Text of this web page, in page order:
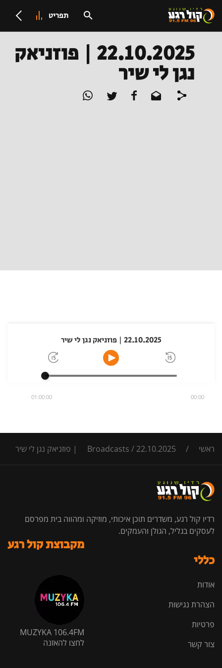
תפריט
22.10.2025 | פוזניאק
נגן לי שיר
22.10.2025 | פוזניאק נגן לי שיר
00:00
01:00:00
ראשי /
Broadcasts / 22.10.2025 | פוזניאק נגן לי שיר
רדיו קול רגע, משדרים תוכן איכותי, מוזיקה ומהווה בית מפרסם
לעסקים בגליל, הגולן והעמקים.
כללי
אודות
הצהרת נגישות
פרטיות
צור קשר
מקבוצת קול רגע
MUZYKA 106.4FM
לחצו להאזנה